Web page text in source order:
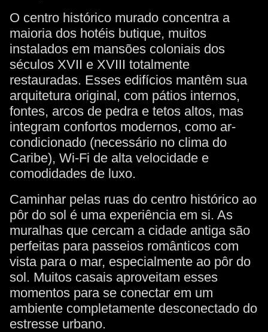
O centro histórico murado concentra a
maioria dos hotéis butique, muitos
instalados em mansões coloniais dos
séculos XVII e XVIII totalmente
restauradas. Esses edifícios mantêm sua
arquitetura original, com pátios internos,
fontes, arcos de pedra e tetos altos, mas
integram confortos modernos, como ar-
condicionado (necessário no clima do
Caribe), Wi-Fi de alta velocidade e
comodidades de luxo.
Caminhar pelas ruas do centro histórico ao
pôr do sol é uma experiência em si. As
muralhas que cercam a cidade antiga são
perfeitas para passeios românticos com
vista para o mar, especialmente ao pôr do
sol. Muitos casais aproveitam esses
momentos para se conectar em um
ambiente completamente desconectado do
estresse urbano.